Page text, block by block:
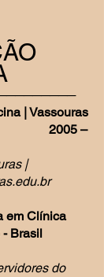
| Vassouras
2005 –
|
em Clínica
- Brasil
do